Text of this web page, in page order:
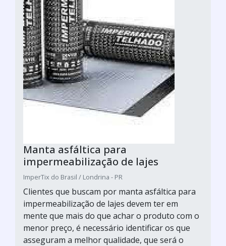
Manta asfáltica para
impermeabilização de lajes
ImperTix do Brasil / Londrina - PR
Clientes que buscam por manta asfáltica para
impermeabilização de lajes devem ter em
mente que mais do que achar o produto com o
menor preço, é necessário identificar os que
asseguram a melhor qualidade, que será o